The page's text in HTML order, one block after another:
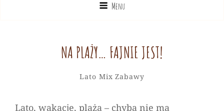
Menu
NA PLAŻY… FAJNIE JEST!
Categories
Lato Mix ZabawyBy
Alicja
Leave
comment
Lato, wakacje, plaża – chyba nie ma